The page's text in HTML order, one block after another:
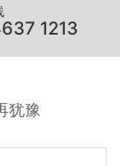
1213
犹豫